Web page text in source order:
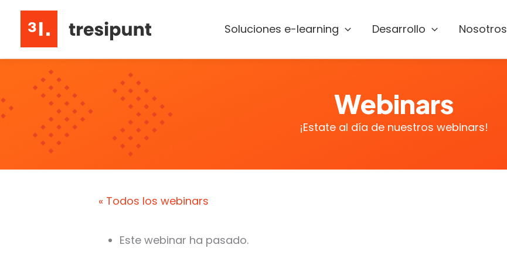
contenido
Soluciones e-learning Desarrollo Nosotros
Webinars
¡Estate al día de nuestros webinars!
« Todos los webinars
Este webinar ha pasado.